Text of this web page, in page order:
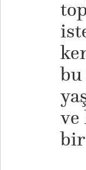
bu
ve